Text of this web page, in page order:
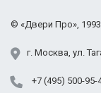
Пушкино
Реутов
г. Москва, ул.
+7 (495) 500-95-
© «Двери Про»,